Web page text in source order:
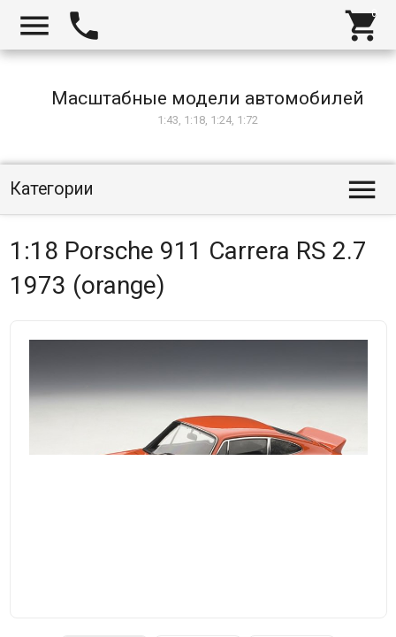
  
Масштабные модели автомобилей
1:43, 1:18, 1:24, 1:72
Категории 
1:18 Porsche 911 Carrera RS 2.7
1973 (orange)